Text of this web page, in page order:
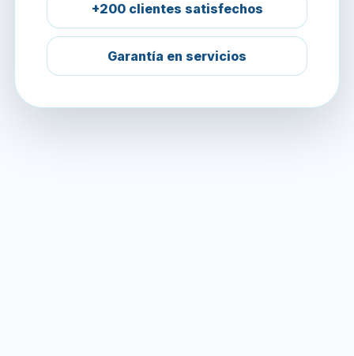
+200 clientes satisfechos
Garantía en servicios